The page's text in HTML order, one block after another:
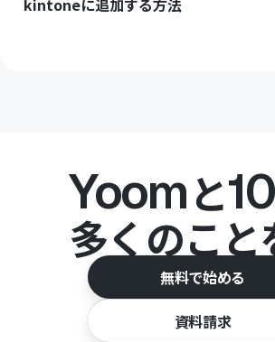
kintoneに追加する方法
Yoomと10
多くのこと
無料で始める
資料請求